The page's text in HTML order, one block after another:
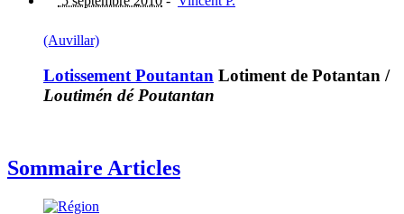
(Auvillar)
Lotissement Poutantan Lotiment de Potantan /
Loutimén dé Poutantan
Sommaire Articles